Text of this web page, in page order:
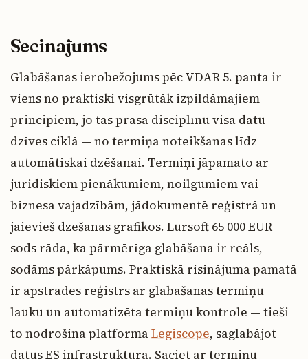
Secinājums
Glabāšanas ierobežojums pēc VDAR 5. panta ir
viens no praktiski visgrūtāk izpildāmajiem
principiem, jo tas prasa disciplīnu visā datu
dzīves ciklā — no termiņa noteikšanas līdz
automātiskai dzēšanai. Termiņi jāpamato ar
juridiskiem pienākumiem, noilgumiem vai
biznesa vajadzībām, jādokumentē reģistrā un
jāievieš dzēšanas grafikos. Lursoft 65 000 EUR
sods rāda, ka pārmērīga glabāšana ir reāls,
sodāms pārkāpums. Praktiskā risinājuma pamatā
ir apstrādes reģistrs ar glabāšanas termiņu
lauku un automatizēta termiņu kontrole — tieši
to nodrošina platformaLegiscope, saglabājot
datus ES infrastruktūrā. Sāciet ar termiņu